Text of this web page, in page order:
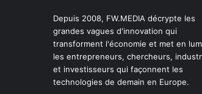
Depuis 2008, FW.MEDIA décrypte les
grandes vagues d'innovation qui
transforment l'économie et met en
les entrepreneurs, chercheurs,
et investisseurs qui façonnent les
technologies de demain en Europe.